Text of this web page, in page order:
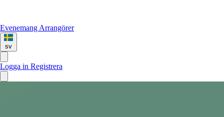
Evenemang Arrangörer
sv
Logga in Registrera